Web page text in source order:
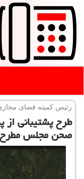
رئیس كمیته فضای
طرح پشتیبانی
صحن مجلس مطرح